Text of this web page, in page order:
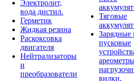
Электролит,
вода дистил.
Герметик
Жидкая резина
Раскоксовка
двигателя
Нейтрализаторы
и
преобразователи
Тяговые
Зарядные
пусковые
вилки,